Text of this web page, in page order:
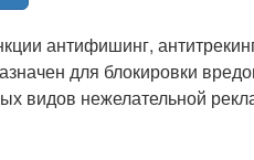
антифишинг,
для блокировки
видов нежелательной